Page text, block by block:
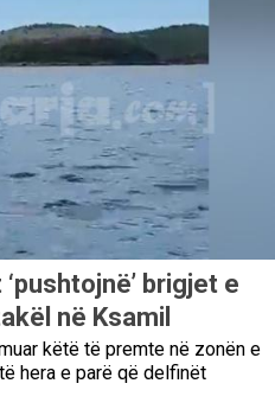
brigjet e
në Ksamil
këtë të premte në zonën e
hera e parë që delfinët